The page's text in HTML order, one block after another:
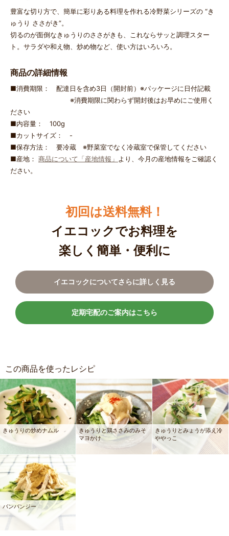
豊富な切り方で、簡単に彩りある料理を作れる冷野菜シリーズの “き
ゅうり ささがき”。
切るのが面倒なきゅうりのささがきも、これならサッと調理スター
ト。サラダや和え物、炒め物など、使い方はいろいろ。
商品の詳細情報
■消費期限： 配達日を含め3日（開封前）※パッケージに日付記載
※消費期限に関わらず開封後はお早めにご使用く
ださい
■内容量： 100g
■カットサイズ： -
■保存方法： 要冷蔵 ※野菜室でなく冷蔵室で保管してください
■産地： 商品について「産地情報」 より、今月の産地情報をご確認く
ださい。
初回は送料無料！
イエコックでお料理を
楽しく簡単・便利に
イエコックについてさらに詳しく見る
定期宅配のご案内はこちら
この商品を使ったレシピ
きゅうりの炒めナムル
きゅうりと鶏ささみのみそ
マヨかけ
きゅうりとみょうが添え冷
ややっこ
バンバンジー